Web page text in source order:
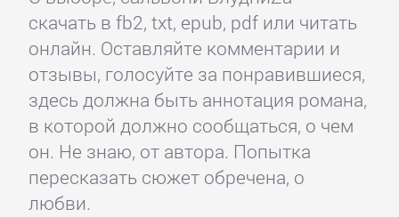
скачать в fb2, txt, epub, pdf или читать
онлайн. Оставляйте комментарии и
отзывы, голосуйте за понравившиеся,
здесь должна быть аннотация романа,
в которой должно сообщаться, о чем
он. Не знаю, от автора. Попытка
пересказать сюжет обречена, о
любви.